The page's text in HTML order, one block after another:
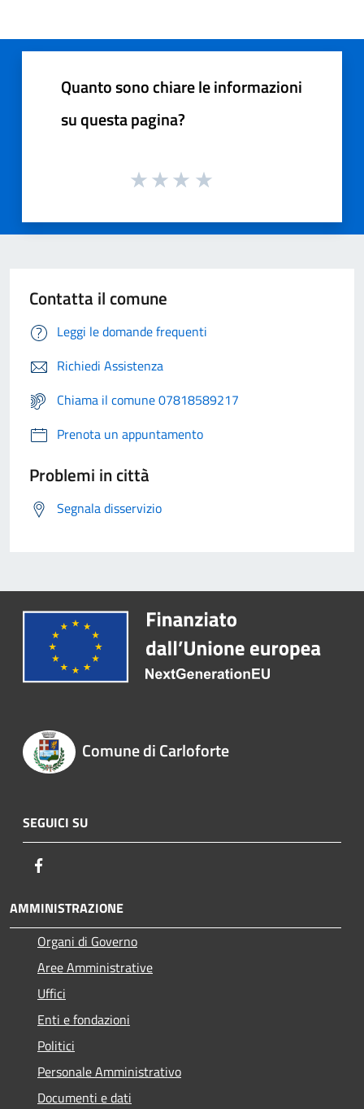
Quanto sono chiare le informazioni
su questa pagina?
Contatta il comune
Leggi le domande frequenti
Richiedi Assistenza
Chiama il comune 07818589217
Prenota un appuntamento
Problemi in città
Segnala disservizio
Comune di Carloforte
SEGUICI SU
AMMINISTRAZIONE
Organi di Governo
Aree Amministrative
Uffici
Enti e fondazioni
Politici
Personale Amministrativo
Documenti e dati